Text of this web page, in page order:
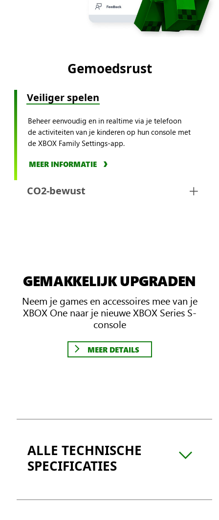
Gemoedsrust
Veiliger spelen
CO2-bewust
Beheer eenvoudig en in realtime via je telefoon
de activiteiten van je kinderen op hun console met
de XBOX Family Settings-app.
MEER INFORMATIE
GEMAKKELIJK UPGRADEN
Neem je games en accessoires mee van je
XBOX One naar je nieuwe XBOX Series S-
console
MEER DETAILS
ALLE TECHNISCHE
SPECIFICATIES